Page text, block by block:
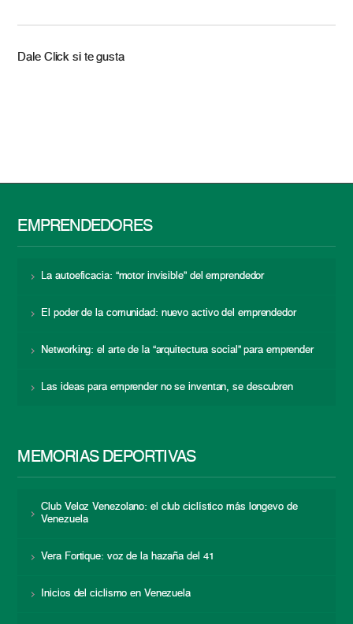
Dale Click si te gusta
EMPRENDEDORES
La autoeficacia: “motor invisible” del emprendedor
El poder de la comunidad: nuevo activo del emprendedor
Networking: el arte de la “arquitectura social” para emprender
Las ideas para emprender no se inventan, se descubren
MEMORIAS DEPORTIVAS
Club Veloz Venezolano: el club ciclístico más longevo de
Venezuela
Vera Fortique: voz de la hazaña del 41
Inicios del ciclismo en Venezuela